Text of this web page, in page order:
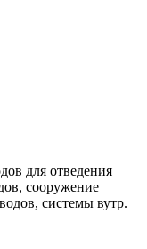
для отведения
сооружение
системы вутр.